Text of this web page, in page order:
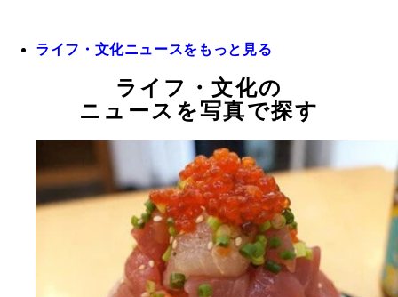
ライフ・文化ニュースをもっと見る
ライフ・文化の
ニュースを写真で探す